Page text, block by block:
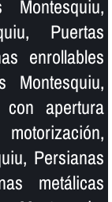
Montesquiu,
Puertas
enrollables
Montesquiu,
apertura
Persianas
metálicas